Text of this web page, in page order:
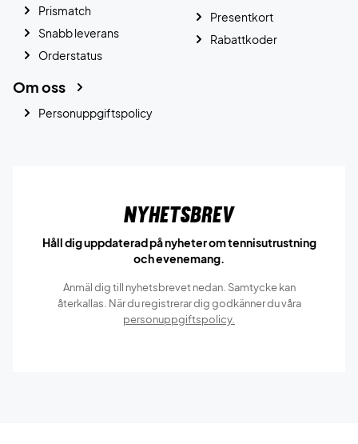
Prismatch
Snabb leverans
Orderstatus
Presentkort
Rabattkoder
Om oss
Personuppgiftspolicy
Nyhetsbrev
Håll dig uppdaterad på nyheter om tennisutrustning
och evenemang.
Anmäl dig till nyhetsbrevet nedan. Samtycke kan
återkallas. När du registrerar dig godkänner du våra
personuppgiftspolicy.